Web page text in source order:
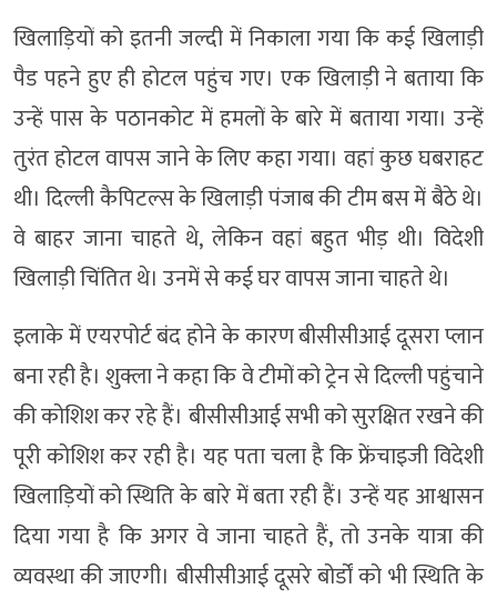
खिलाड़ियों को इतनी जल्दी में निकाला गया कि कई खिलाड़ी
पैड पहने हुए ही होटल पहुंच गए। एक खिलाड़ी ने बताया कि
उन्हें पास के पठानकोट में हमलों के बारे में बताया गया। उन्हें
तुरंत होटल वापस जाने के लिए कहा गया। वहां कुछ घबराहट
थी। दिल्ली कैपिटल्स के खिलाड़ी पंजाब की टीम बस में बैठे थे।
वे बाहर जाना चाहते थे, लेकिन वहां बहुत भीड़ थी। विदेशी
खिलाड़ी चिंतित थे। उनमें से कई घर वापस जाना चाहते थे।
इलाके में एयरपोर्ट बंद होने के कारण बीसीसीआई दूसरा प्लान
बना रही है। शुक्ला ने कहा कि वे टीमों को ट्रेन से दिल्ली पहुंचाने
की कोशिश कर रहे हैं। बीसीसीआई सभी को सुरक्षित रखने की
पूरी कोशिश कर रही है। यह पता चला है कि फ्रेंचाइजी विदेशी
खिलाड़ियों को स्थिति के बारे में बता रही हैं। उन्हें यह आश्वासन
दिया गया है कि अगर वे जाना चाहते हैं, तो उनके यात्रा की
व्यवस्था की जाएगी। बीसीसीआई दूसरे बोर्डों को भी स्थिति के